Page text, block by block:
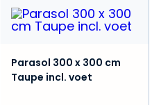
Parasol 300 x 300 cm
Taupe incl. voet